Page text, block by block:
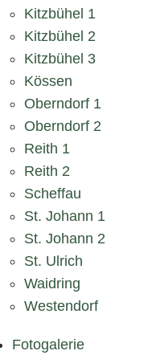
Kitzbühel 1
Kitzbühel 2
Kitzbühel 3
Kössen
Oberndorf 1
Oberndorf 2
Reith 1
Reith 2
Scheffau
St. Johann 1
St. Johann 2
St. Ulrich
Waidring
Westendorf
Fotogalerie